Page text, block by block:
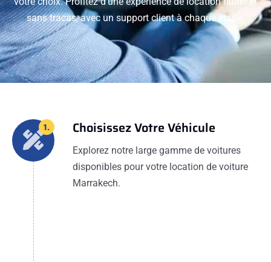
sans tracas, avec un support client à chaque étape.
1. Choisissez Votre Véhicule
Explorez notre large gamme de voitures
disponibles pour votre location de voiture
Marrakech.